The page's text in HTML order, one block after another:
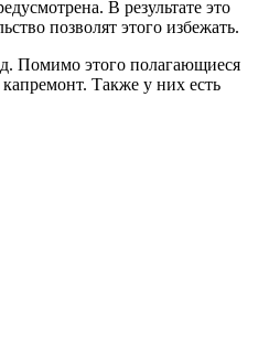
В результате это
позволят этого избежать.
Помимо этого полагающиеся
Также у них есть